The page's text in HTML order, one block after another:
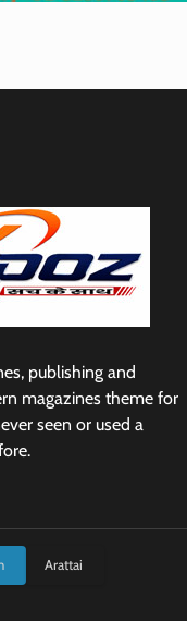
publishing and
magazines theme for
seen or used a
Arattai